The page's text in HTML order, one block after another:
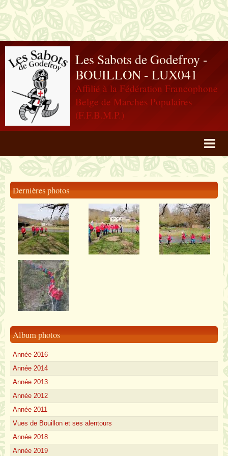
Les Sabots de Godefroy -
BOUILLON - LUX041
Affilié à la Fédération Francophone
Belge de Marches Populaires
(F.F.B.M.P.)
Agenda
Dernières photos
Album photos
Année 2016
Année 2014
Année 2013
Année 2012
Année 2011
Vues de Bouillon et ses alentours
Année 2018
Année 2019